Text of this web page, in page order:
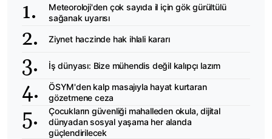
Meteoroloji'den çok sayıda il için gök gürültülü
sağanak uyarısı
Ziynet haczinde hak ihlali kararı
İş dünyası: Bize mühendis değil kalıpçı lazım
ÖSYM'den kalp masajıyla hayat kurtaran
gözetmene ceza
Çocukların güvenliği mahalleden okula, dijital
dünyadan sosyal yaşama her alanda
güçlendirilecek